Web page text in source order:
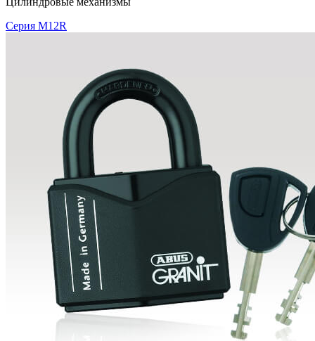
Серия M12R